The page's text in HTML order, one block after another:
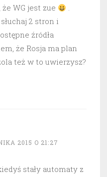
WG jest zue
.
słuchaj 2 stron i
źródła
że Rosja ma plan
też w to uwierzysz?
2015 O 21:27
stały automaty z